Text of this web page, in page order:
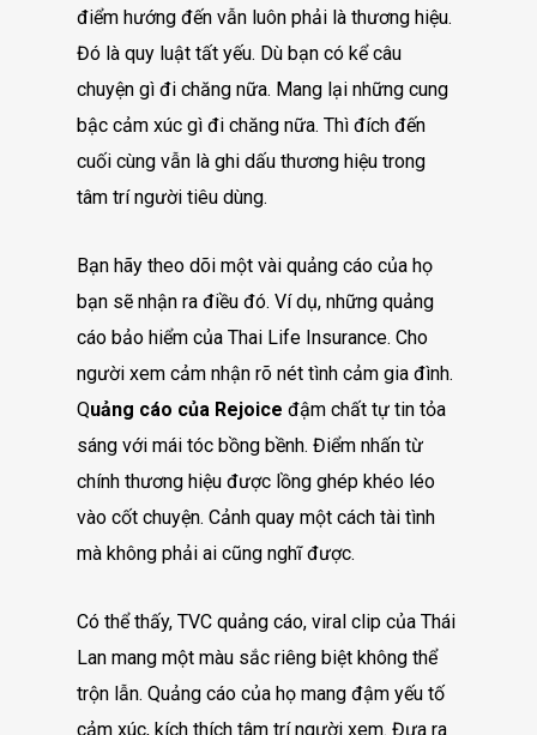
điểm hướng đến vẫn luôn phải là thương hiệu.
Đó là quy luật tất yếu. Dù bạn có kể câu
chuyện gì đi chăng nữa. Mang lại những cung
bậc cảm xúc gì đi chăng nữa. Thì đích đến
cuối cùng vẫn là ghi dấu thương hiệu trong
tâm trí người tiêu dùng.
Bạn hãy theo dõi một vài quảng cáo của họ
bạn sẽ nhận ra điều đó. Ví dụ, những quảng
cáo bảo hiểm của Thai Life Insurance. Cho
người xem cảm nhận rõ nét tình cảm gia đình.
Quảng cáo của Rejoice đậm chất tự tin tỏa
sáng với mái tóc bồng bềnh. Điểm nhấn từ
chính thương hiệu được lồng ghép khéo léo
vào cốt chuyện. Cảnh quay một cách tài tình
mà không phải ai cũng nghĩ được.
Có thể thấy, TVC quảng cáo, viral clip của Thái
Lan mang một màu sắc riêng biệt không thể
trộn lẫn. Quảng cáo của họ mang đậm yếu tố
cảm xúc, kích thích tâm trí người xem. Đưa ra